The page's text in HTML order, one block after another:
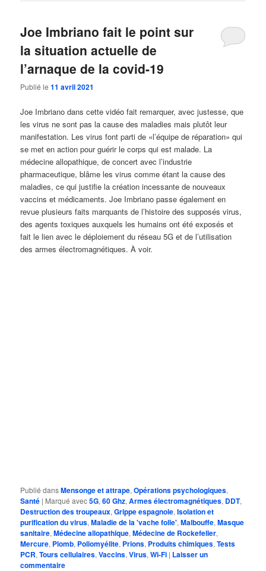
Joe Imbriano fait le point sur
la situation actuelle de
l’arnaque de la covid-19
Publié le11 avril 2021
Joe Imbriano dans cette vidéo fait remarquer, avec justesse, que
les virus ne sont pas la cause des maladies mais plutôt leur
manifestation. Les virus font parti de «l’équipe de réparation» qui
se met en action pour guérir le corps qui est malade. La
médecine allopathique, de concert avec l’industrie
pharmaceutique, blâme les virus comme étant la cause des
maladies, ce qui justifie la création incessante de nouveaux
vaccins et médicaments. Joe Imbriano passe également en
revue plusieurs faits marquants de l’histoire des supposés virus,
des agents toxiques auxquels les humains ont été exposés et
fait le lien avec le déploiement du réseau 5G et de l’utilisation
des armes électromagnétiques. À voir.
Publié dansMensonge et attrape,Opérations psychologiques,
Santé | Marqué avec5G,60 Ghz,Armes électromagnétiques, DDT,
Destruction des troupeaux,Grippe espagnole,Isolation et
purification du virus,Maladie de la 'vache folle',Malbouffe,Masque
sanitaire,Médecine allopathique,Médecine de Rockefeller,
Mercure, Plomb, Poliomyélite, Prions, Produits chimiques,Tests
PCR,Tours cellulaires,Vaccins,Virus,Wi-Fi | Laisser un
commentaire